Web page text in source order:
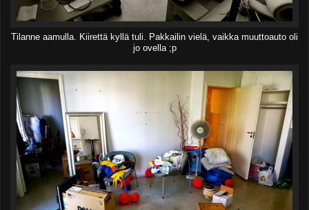
Tilanne aamulla. Kiirettä kyllä tuli. Pakkailin vielä, vaikka muuttoauto oli
jo ovella ;p